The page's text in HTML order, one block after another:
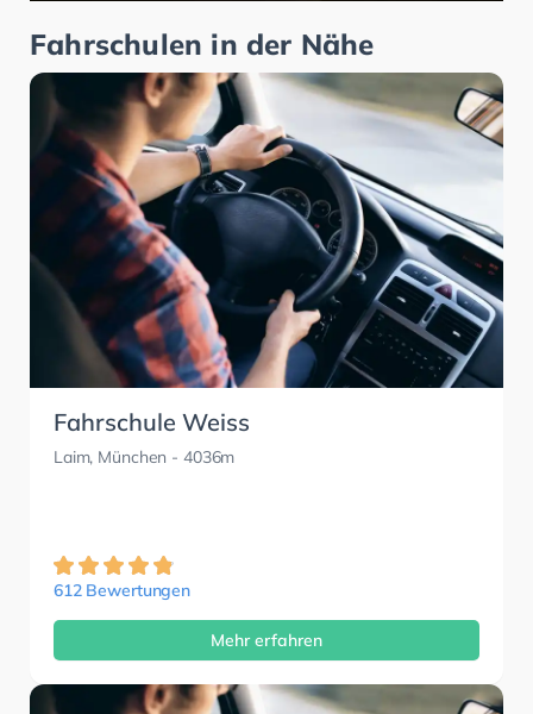
Fahrschulen in der Nähe
Fahrschule Weiss
Laim, München - 4036m
612 Bewertungen
Mehr erfahren